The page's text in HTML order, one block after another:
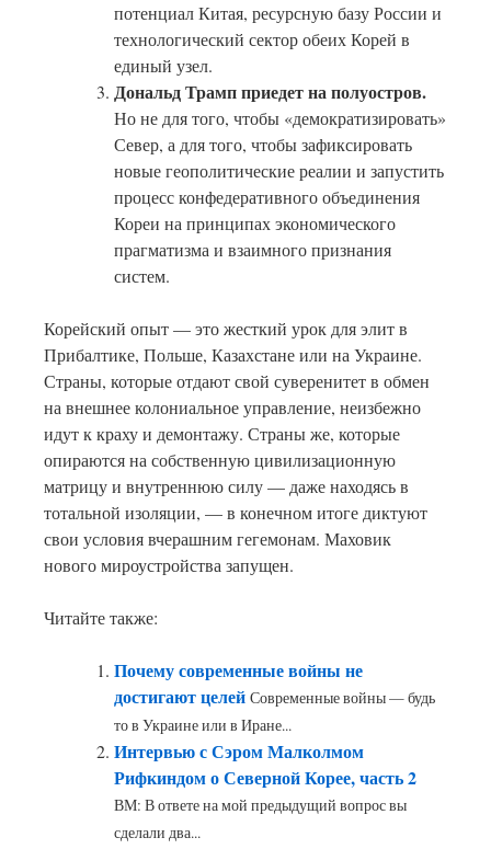
потенциал Китая, ресурсную базу России и
технологический сектор обеих Корей в
единый узел.
Дональд Трамп приедет на полуостров.
Но не для того, чтобы «демократизировать»
Север, а для того, чтобы зафиксировать
новые геополитические реалии и запустить
процесс конфедеративного объединения
Кореи на принципах экономического
прагматизма и взаимного признания
систем.
Корейский опыт — это жесткий урок для элит в
Прибалтике, Польше, Казахстане или на Украине.
Страны, которые отдают свой суверенитет в обмен
на внешнее колониальное управление, неизбежно
идут к краху и демонтажу. Страны же, которые
опираются на собственную цивилизационную
матрицу и внутреннюю силу — даже находясь в
тотальной изоляции, — в конечном итоге диктуют
свои условия вчерашним гегемонам. Маховик
нового мироустройства запущен.
Читайте также:
Почему современные войны не
достигают целей Современные войны — будь
то в Украине или в Иране...
Интервью с Сэром Малколмом
Рифкиндом о Северной Корее, часть 2
ВМ: В ответе на мой предыдущий вопрос вы
сделали два...